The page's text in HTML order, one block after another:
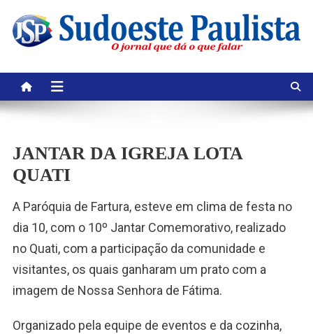
content
JANTAR DA IGREJA LOTA
QUATI
A Paróquia de Fartura, esteve em clima de festa no
dia 10, com o 10º Jantar Comemorativo, realizado
no Quati, com a participação da comunidade e
visitantes, os quais ganharam um prato com a
imagem de Nossa Senhora de Fátima.
Organizado pela equipe de eventos e da cozinha,